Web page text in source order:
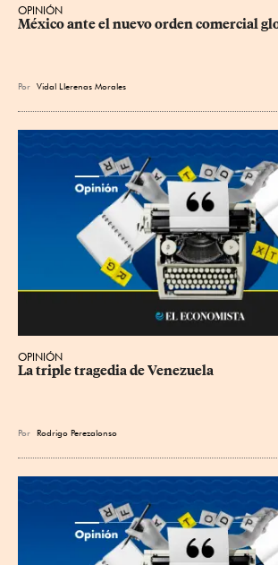
OPINIÓN
México ante el nuevo orden comercial
Por Vidal Llerenas Morales
OPINIÓN
La triple tragedia de Venezuela
Por Rodrigo Perezalonso